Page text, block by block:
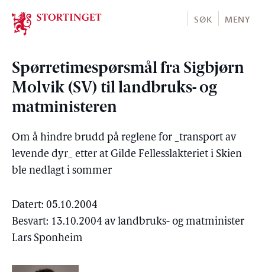
Stortinget.no
SØK MENY
Spørretimespørsmål fra Sigbjørn
Molvik (SV) til landbruks- og
matministeren
Om å hindre brudd på reglene for _transport av
levende dyr_ etter at Gilde Fellesslakteriet i Skien
ble nedlagt i sommer
Datert: 05.10.2004
Besvart: 13.10.2004 av landbruks- og matminister
Lars Sponheim